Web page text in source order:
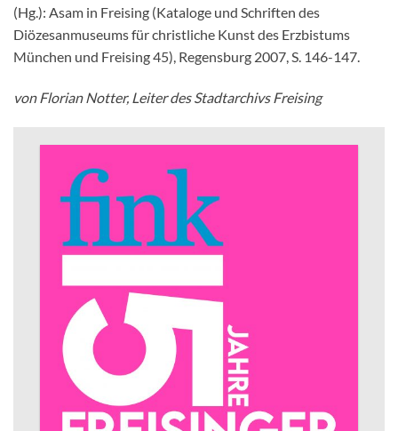
(Hg.): Asam in Freising (Kataloge und Schriften des
Diözesanmuseums für christliche Kunst des Erzbistums
München und Freising 45), Regensburg 2007, S. 146-147.
von Florian Notter, Leiter des Stadtarchivs Freising